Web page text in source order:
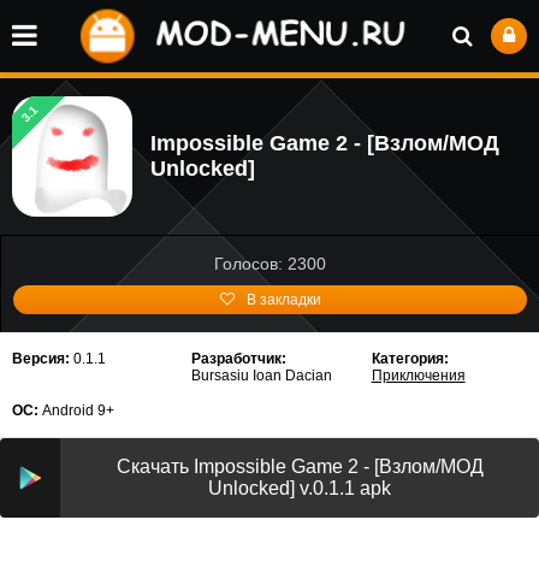
3.1
Impossible Game 2 - [Взлом/МОД
Unlocked]
Голосов: 2300
В закладки
Версия: 0.1.1
Разработчик:
Bursasiu Ioan Dacian
Категория:
Приключения
ОС: Android 9+
Скачать Impossible Game 2 - [Взлом/МОД
Unlocked] v.0.1.1 apk